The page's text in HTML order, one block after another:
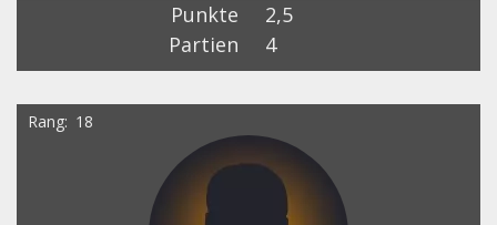
Punkte
2,5
Partien
4
Rang 18